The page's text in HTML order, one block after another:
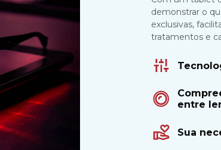
demonstrar o
exclusivas,
tratamentos e
entre
Sua